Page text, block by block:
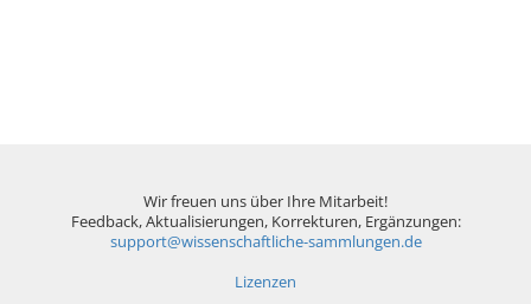
Wir freuen uns über Ihre Mitarbeit!
Feedback, Aktualisierungen, Korrekturen, Ergänzungen:
support@wissenschaftliche-sammlungen.de
Lizenzen